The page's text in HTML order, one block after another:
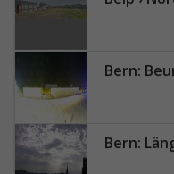
Bern:
Bern: